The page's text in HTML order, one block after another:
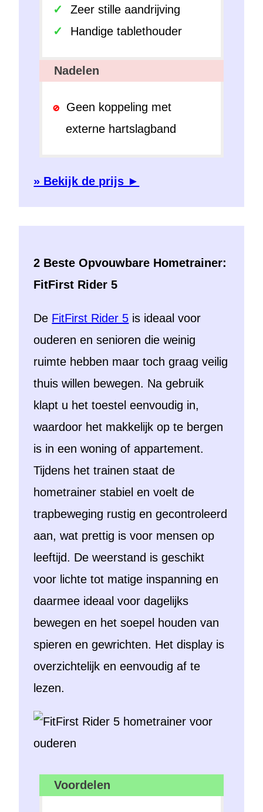
Zeer stille aandrijving
Handige tablethouder
Nadelen
Geen koppeling met
externe hartslagband
» Bekijk de prijs ►
2 Beste Opvouwbare Hometrainer:
FitFirst Rider 5
De FitFirst Rider 5 is ideaal voor
ouderen en senioren die weinig
ruimte hebben maar toch graag veilig
thuis willen bewegen. Na gebruik
klapt u het toestel eenvoudig in,
waardoor het makkelijk op te bergen
is in een woning of appartement.
Tijdens het trainen staat de
hometrainer stabiel en voelt de
trapbeweging rustig en gecontroleerd
aan, wat prettig is voor mensen op
leeftijd. De weerstand is geschikt
voor lichte tot matige inspanning en
daarmee ideaal voor dagelijks
bewegen en het soepel houden van
spieren en gewrichten. Het display is
overzichtelijk en eenvoudig af te
lezen.
Voordelen